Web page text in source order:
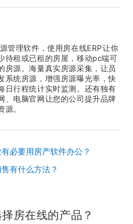
管理软件，使用房在线ERP让你
待租或已租的房屋，移动pc端可
房源。海量真实房源采集，让员
系统房源，增强房源曝光率，快
日行程统计实时监测。还有独有
、电脑官网让您的公司提升品牌
。
必要用房产软件办公？
有什么方法？
房在线的产品？